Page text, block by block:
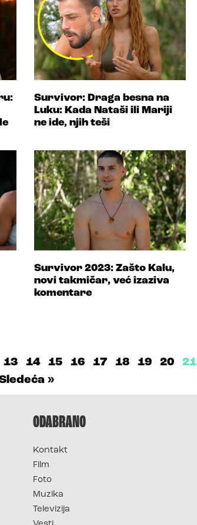
Survivor: Draga besna na
Luku: Kada Nataši ili Mariji
ne ide, njih teši
Survivor 2023: Zašto Kalu,
novi takmičar, već izaziva
komentare
13 14 15 16 17 18 19 20 21
»
ODABRANO
Kontakt
Film
Foto
Muzika
Televizija